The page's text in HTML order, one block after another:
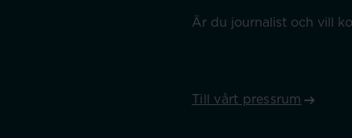
Är du journalist och vill
Till vårt pressrum